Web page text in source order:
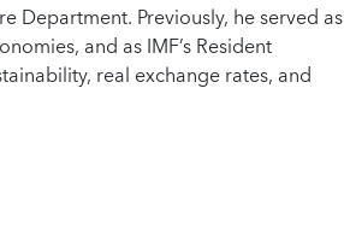
Department. Previously, he served as
and as IMF’s Resident
real exchange rates, and